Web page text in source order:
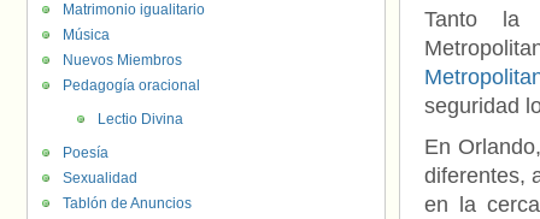
Tanto la
seguridad
En
diferentes,
en la
Matrimonio igualitario
Música
Nuevos Miembros
Pedagogía oracional
Lectio Divina
Poesía
Sexualidad
Tablón de Anuncios